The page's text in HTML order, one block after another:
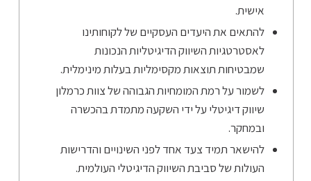
אישית.
להתאים את היעדים העסקיים של לקוחותינו
לאסטרטגיות השיווק הדיגיטליות הנכונות
שמבטיחות תוצאות מקסימליות בעלות מינימלית.
לשמור על רמת המומחיות הגבוהה של צוות כרמלון
שיווק דיגיטלי על ידי השקעה מתמדת בהכשרה
ובמחקר.
להישאר תמיד צעד אחד לפני השינויים והדרישות
העולות של סביבת השיווק הדיגיטלי העולמית.